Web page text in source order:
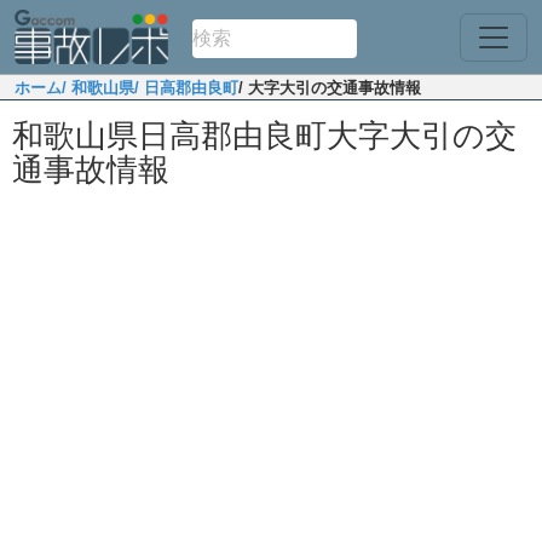
ホーム/ 和歌山県/ 日高郡由良町/ 大字大引の交通事故情報
和歌山県日高郡由良町大字大引の交
通事故情報